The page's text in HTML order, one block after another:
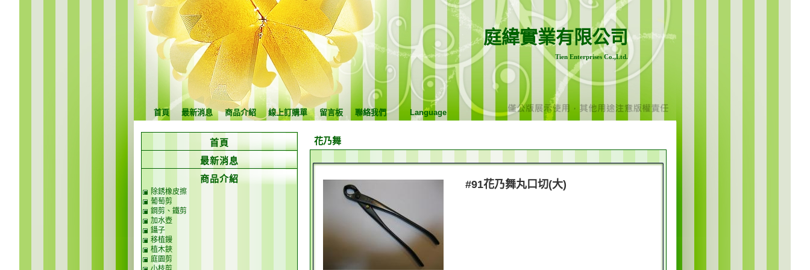
庭緯實業有限公司
Tien Enterprises Co.,Ltd.
首頁 最新消息 商品介紹 線上訂購單 留言板 聯絡我們 Language
花乃舞
#91花乃舞丸口切(大)
首頁
最新消息
商品介紹
除銹橡皮擦
葡萄剪
鋼剪、鐵剪
加水壺
鑷子
移植鏝
植木鋏
庭園剪